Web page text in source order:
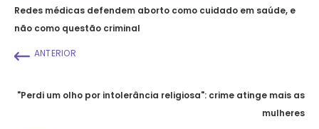
Redes médicas defendem aborto como cuidado em saúde, e
não como questão criminal
ANTERIOR
"Perdi um olho por intolerância religiosa": crime atinge mais as
mulheres